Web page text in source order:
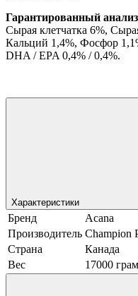
Гарантированный
Сырая клетчатка 6%,
Кальций 1,4%, Фосфор
DHA / EPA 0,4% / 0,4%.
Характеристики
Бренд
Acana
Производитель Champion
Страна
Канада
Вес
17000